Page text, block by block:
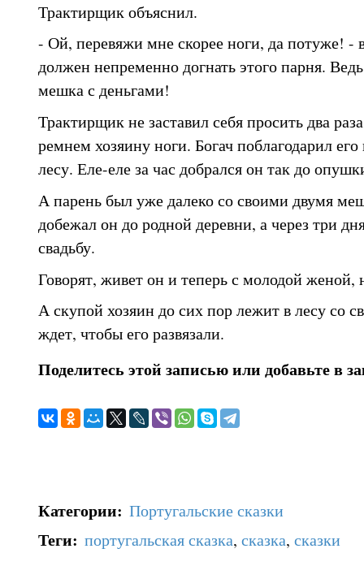
Трактирщик объяснил.
- Ой, перевяжи мне скорее ноги, да потуже! -
должен непременно догнать этого парня.
мешка с деньгами!
Трактирщик не заставил себя просить два
ремнем хозяину ноги. Богач поблагодарил его
лесу. Еле-еле за час добрался он так до
А парень был уже далеко со своими двумя
добежал он до родной деревни, а через три
свадьбу.
Говорят, живет он и теперь с молодой женой,
А скупой хозяин до сих пор лежит в лесу со
ждет, чтобы его развязали.
Поделитесь этой записью или добавьте в
Категории: Португальские сказки
Теги: португальская сказка, сказка, сказки